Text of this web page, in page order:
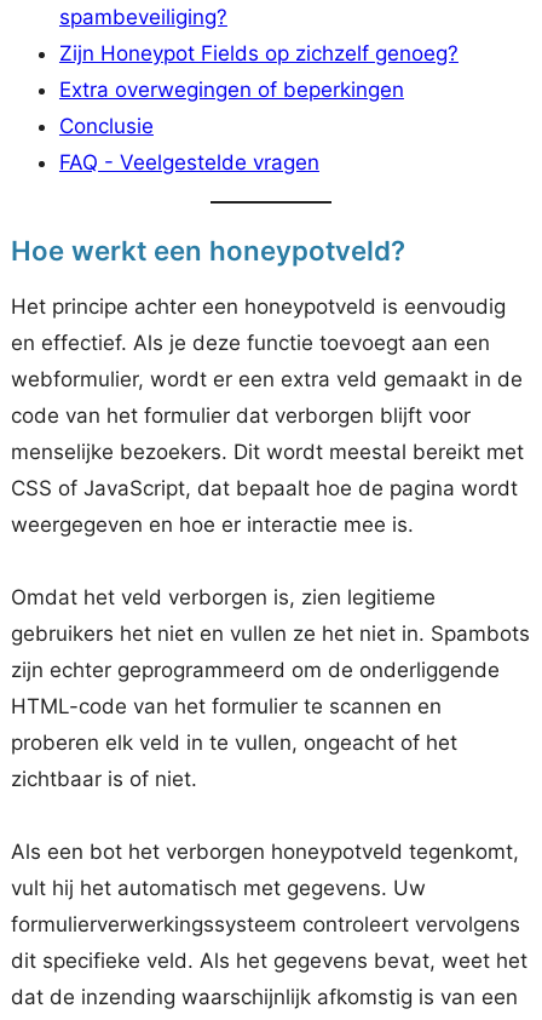
spambeveiliging?
Zijn Honeypot Fields op zichzelf genoeg?
Extra overwegingen of beperkingen
Conclusie
FAQ - Veelgestelde vragen
Hoe werkt een honeypotveld?
Het principe achter een honeypotveld is eenvoudig
en effectief. Als je deze functie toevoegt aan een
webformulier, wordt er een extra veld gemaakt in de
code van het formulier dat verborgen blijft voor
menselijke bezoekers. Dit wordt meestal bereikt met
CSS of JavaScript, dat bepaalt hoe de pagina wordt
weergegeven en hoe er interactie mee is.
Omdat het veld verborgen is, zien legitieme
gebruikers het niet en vullen ze het niet in. Spambots
zijn echter geprogrammeerd om de onderliggende
HTML-code van het formulier te scannen en
proberen elk veld in te vullen, ongeacht of het
zichtbaar is of niet.
Als een bot het verborgen honeypotveld tegenkomt,
vult hij het automatisch met gegevens. Uw
formulierverwerkingssysteem controleert vervolgens
dit specifieke veld. Als het gegevens bevat, weet het
dat de inzending waarschijnlijk afkomstig is van een